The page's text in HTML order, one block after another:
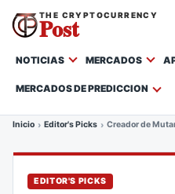
THE CRYPTOCURRENCY
Post
NOTICIAS MERCADOS
MERCADOS DE PREDICCION
Inicio Editor's Picks Creador de
EDITOR'S PICKS